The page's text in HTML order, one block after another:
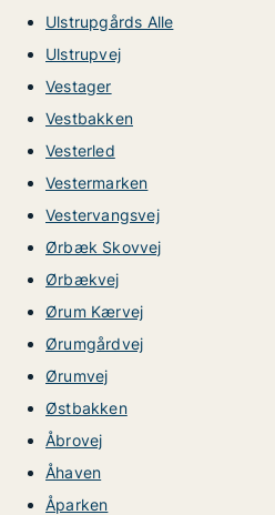
Ulstrupgårds Alle
Ulstrupvej
Vestager
Vestbakken
Vesterled
Vestermarken
Vestervangsvej
Ørbæk Skovvej
Ørbækvej
Ørum Kærvej
Ørumgårdvej
Ørumvej
Østbakken
Åbrovej
Åhaven
Åparken